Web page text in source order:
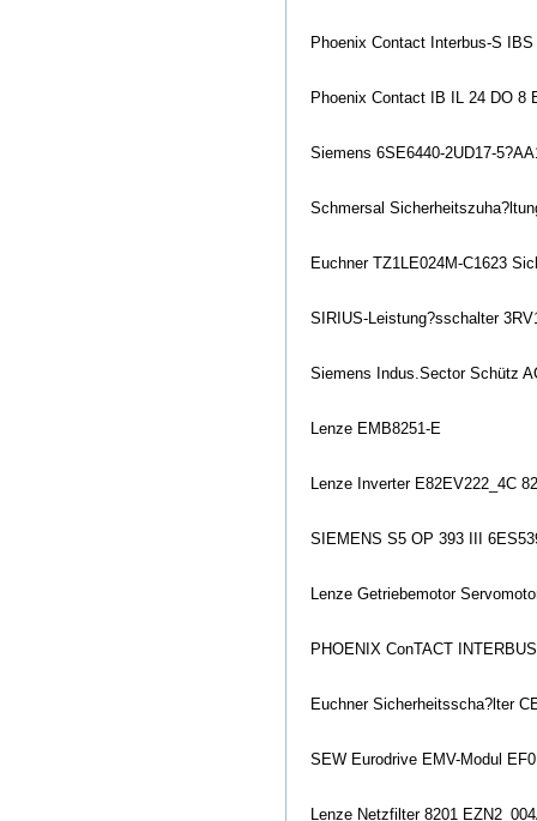
Phoenix Contact Interbus-S
Phoenix Contact IB IL 24 DO 8
Siemens 6SE6440-2UD17-
Schmersal
Euchner TZ1LE024M-C1623
SIRIUS-Leistung?sschalter
Siemens Indus.Sector Schütz
Lenze EMB8251-E
Lenze Inverter E82EV222_4C
SIEMENS S5 OP 393 III
Lenze Getriebemotor
PHOENIX ConTACT
Euchner Sicherheitsscha?lter
SEW Eurodrive EMV-Modul
Lenze Netzfilter 8201